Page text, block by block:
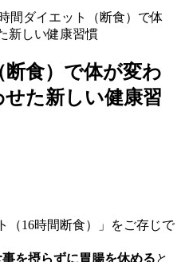
間ダイエット（断食）で体
新しい健康習慣
食）で体が変わ
た新しい健康習
（16時間断食）」をご存じで
事を摂らずに胃腸を休めると